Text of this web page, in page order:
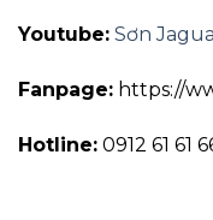
Youtube: Sơn
Fanpage: https://
Hotline: 0912 61 61